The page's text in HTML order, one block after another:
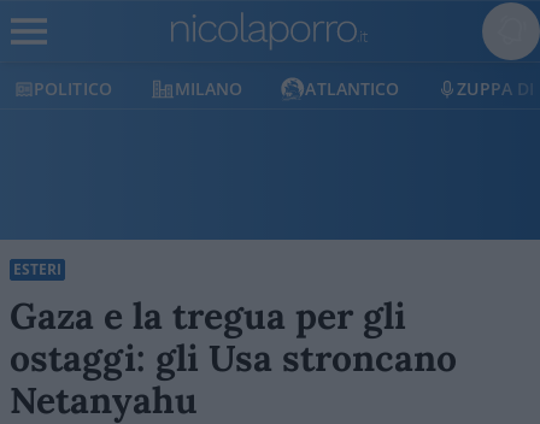
POLITICO MILANO ATLANTICO ZUPPA DI
ESTERI
Gaza e la tregua per gli
ostaggi: gli Usa stroncano
Netanyahu